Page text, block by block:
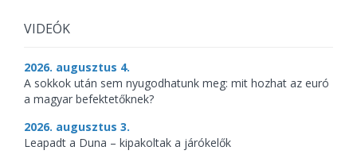
VIDEÓK
2026. augusztus 4.
A sokkok után sem nyugodhatunk meg: mit hozhat az euró
a magyar befektetőknek?
2026. augusztus 3.
Leapadt a Duna – kipakoltak a járókelők